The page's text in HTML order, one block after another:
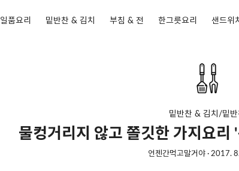
일품요리 밑반찬 & 김치 부침 & 전 한그릇요리 샌드위
밑반찬 & 김치/밑반
물컹거리지 않고 쫄깃한 가지요리
언젠간먹고말거야· 2017.